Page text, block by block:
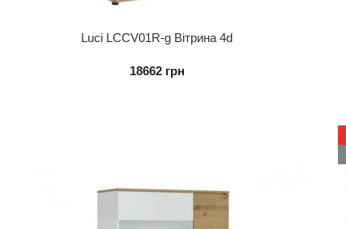
Luci LCCV01R-g Вітрина 4d
18662 грн